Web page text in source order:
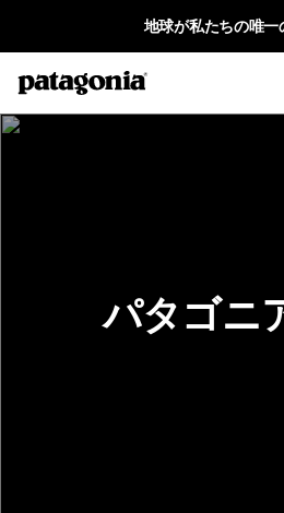
地球が私たちの唯一
パタゴニ